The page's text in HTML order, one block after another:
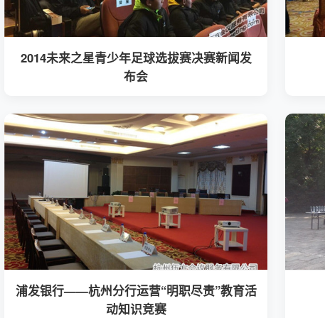
2014未来之星青少年足球选拔赛决赛新闻发
布会
浦发银行——杭州分行运营“明职尽责”教育活
动知识竞赛